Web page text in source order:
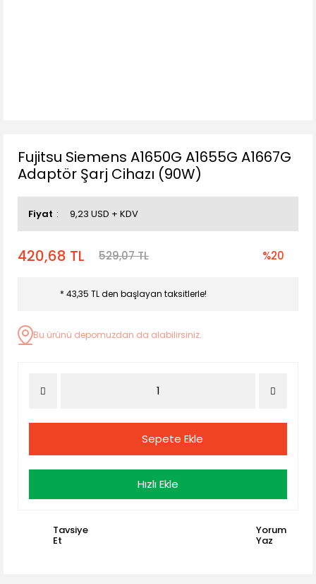
Fujitsu Siemens A1650G A1655G A1667G
Adaptör Şarj Cihazı (90W)
Fiyat 9,23 USD + KDV
420,68 TL 529,07 TL %20
* 43,35 TL den başlayan taksitlerle!
Bu ürünü depomuzdan da alabilirsiniz.
Sepete Ekle
Hızlı Ekle
Tavsiye
Et
Yorum
Yaz